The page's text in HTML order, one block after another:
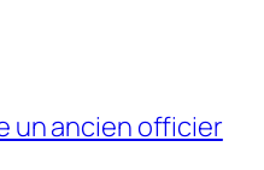
un ancien officier